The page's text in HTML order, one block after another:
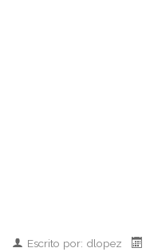
Escrito por: dlopez